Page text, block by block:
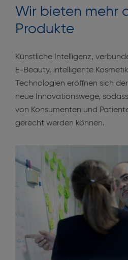
Wir bieten mehr
Produkte
Künstliche Intelligenz,
E-Beauty, intelligente
Technologien eröffnen sich
neue Innovationswege,
von Konsumenten und
gerecht werden können.